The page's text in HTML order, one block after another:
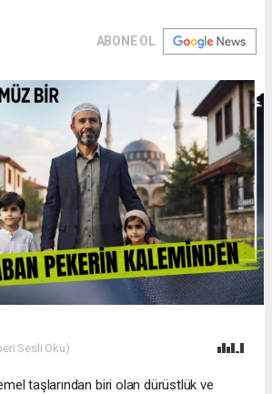
ABONE OL
Sesli Oku)
taşlarından biri olan dürüstlük ve